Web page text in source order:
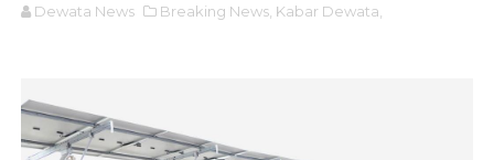
Dewata News Breaking News, Kabar Dewata,